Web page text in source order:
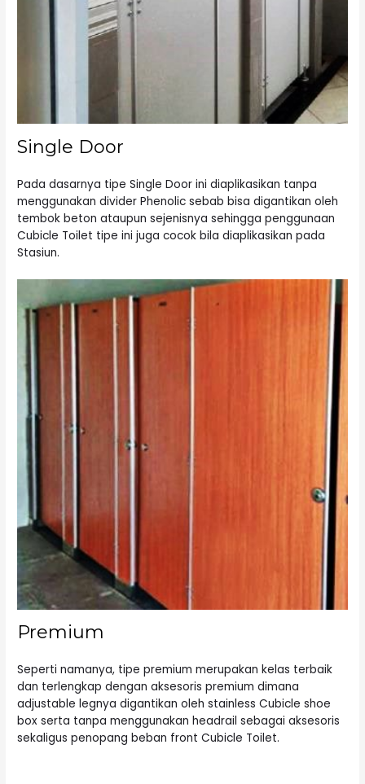
Single Door
Pada dasarnya tipe Single Door ini diaplikasikan tanpa
menggunakan divider Phenolic sebab bisa digantikan oleh
tembok beton ataupun sejenisnya sehingga penggunaan
Cubicle Toilet tipe ini juga cocok bila diaplikasikan pada
Stasiun.
Premium
Seperti namanya, tipe premium merupakan kelas terbaik
dan terlengkap dengan aksesoris premium dimana
adjustable legnya digantikan oleh stainless Cubicle shoe
box serta tanpa menggunakan headrail sebagai aksesoris
sekaligus penopang beban frontCubicle Toilet.